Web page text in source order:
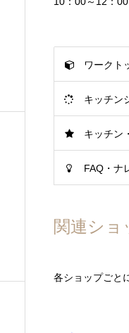
ワークト
キッチン
キッチン
FAQ・ナ
関連ショ
各ショップごと